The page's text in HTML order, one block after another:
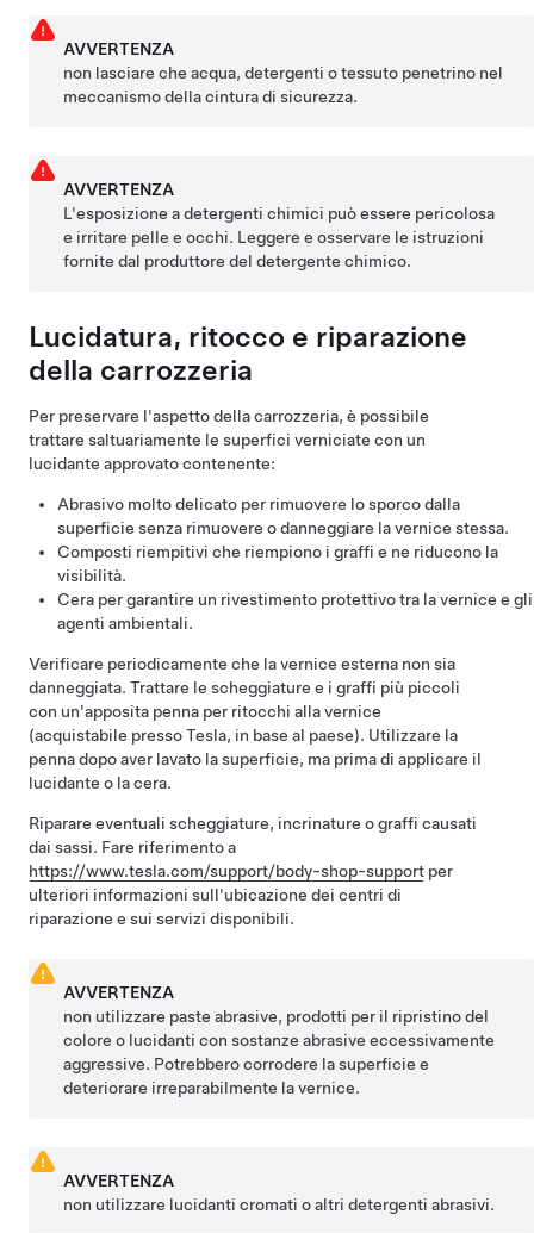
AVVERTENZA
non lasciare che acqua, detergenti o tessuto penetrino nel
meccanismo della cintura di sicurezza.
AVVERTENZA
L'esposizione a detergenti chimici può essere pericolosa
e irritare pelle e occhi. Leggere e osservare le istruzioni
fornite dal produttore del detergente chimico.
Lucidatura, ritocco e riparazione
della carrozzeria
Per preservare l'aspetto della carrozzeria, è possibile
trattare saltuariamente le superfici verniciate con un
lucidante approvato contenente:
Abrasivo molto delicato per rimuovere lo sporco dalla
superficie senza rimuovere o danneggiare la vernice stessa.
Composti riempitivi che riempiono i graffi e ne riducono la
visibilità.
Cera per garantire un rivestimento protettivo tra la vernice e gli
agenti ambientali.
Verificare periodicamente che la vernice esterna non sia
danneggiata. Trattare le scheggiature e i graffi più piccoli
con un'apposita penna per ritocchi alla vernice
(acquistabile presso Tesla, in base al paese). Utilizzare la
penna dopo aver lavato la superficie, ma prima di applicare il
lucidante o la cera.
Riparare eventuali scheggiature, incrinature o graffi causati
dai sassi. Fare riferimento a
https://www.tesla.com/support/body-shop-support per
ulteriori informazioni sull'ubicazione dei centri di
riparazione e sui servizi disponibili.
AVVERTENZA
non utilizzare paste abrasive, prodotti per il ripristino del
colore o lucidanti con sostanze abrasive eccessivamente
aggressive. Potrebbero corrodere la superficie e
deteriorare irreparabilmente la vernice.
AVVERTENZA
non utilizzare lucidanti cromati o altri detergenti abrasivi.